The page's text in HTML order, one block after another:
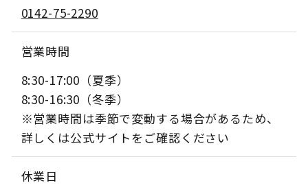
0142-75-2290
営業時間
8:30-17:00（夏季）
8:30-16:30（冬季）
※営業時間は季節で変動する場合があるため、
詳しくは公式サイトをご確認ください
休業日